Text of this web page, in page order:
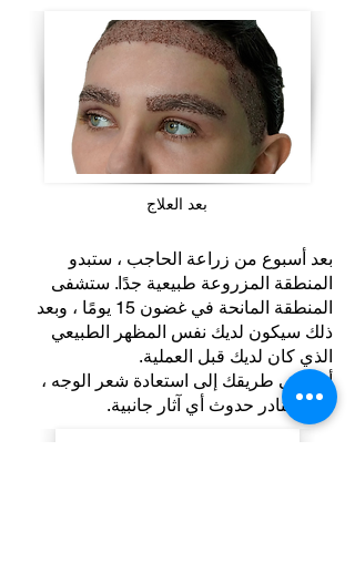
بعد العلاج
بعد أسبوع من زراعة الحاجب ، ستبدو
المنطقة المزروعة طبيعية جدًا. ستشفى
المنطقة المانحة في غضون 15 يومًا ، وبعد
ذلك سيكون لديك نفس المظهر الطبيعي
الذي كان لديك قبل العملية.
أنت في طريقك إلى استعادة شعر الوجه ،
ومن النادر حدوث أي آثار جانبية.